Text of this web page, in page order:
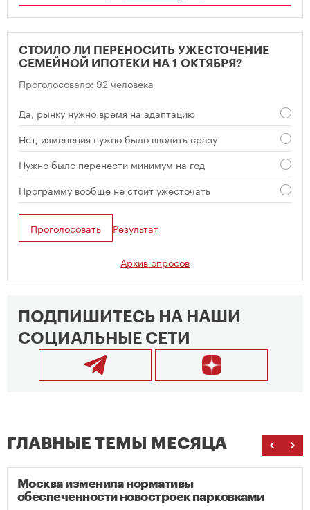
СТОИЛО ЛИ ПЕРЕНОСИТЬ УЖЕСТОЧЕНИЕ
СЕМЕЙНОЙ ИПОТЕКИ НА 1 ОКТЯБРЯ?
Проголосовало: 92 человека
Да, рынку нужно время на адаптацию
Нет, изменения нужно было вводить сразу
Нужно было перенести минимум на год
Программу вообще не стоит ужесточать
Проголосовать Результат
Архив опросов
ПОДПИШИТЕСЬ НА НАШИ
СОЦИАЛЬНЫЕ СЕТИ
ГЛАВНЫЕ ТЕМЫ МЕСЯЦА
Москва изменила нормативы
обеспеченности новостроек парковками